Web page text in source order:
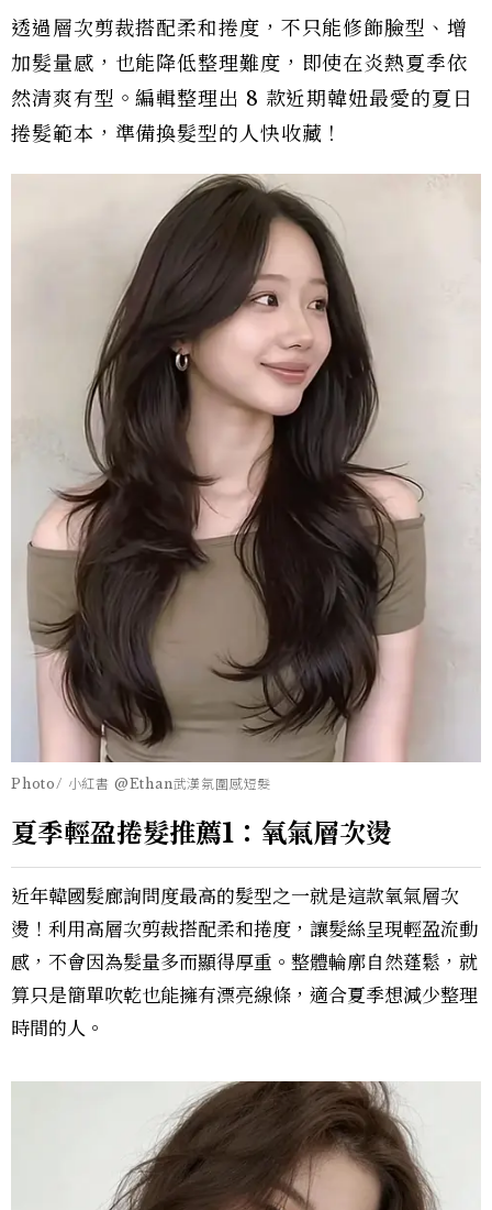
透過層次剪裁搭配柔和捲度，不只能修飾臉型、增
加髮量感，也能降低整理難度，即使在炎熱夏季依
然清爽有型。編輯整理出 8 款近期韓妞最愛的夏日
捲髮範本，準備換髮型的人快收藏！
Photo/ 小紅書 @Ethan武漢氛圍感短髮
夏季輕盈捲髮推薦1：氧氣層次燙
近年韓國髮廊詢問度最高的髮型之一就是這款氧氣層次
燙！利用高層次剪裁搭配柔和捲度，讓髮絲呈現輕盈流動
感，不會因為髮量多而顯得厚重。整體輪廓自然蓬鬆，就
算只是簡單吹乾也能擁有漂亮線條，適合夏季想減少整理
時間的人。